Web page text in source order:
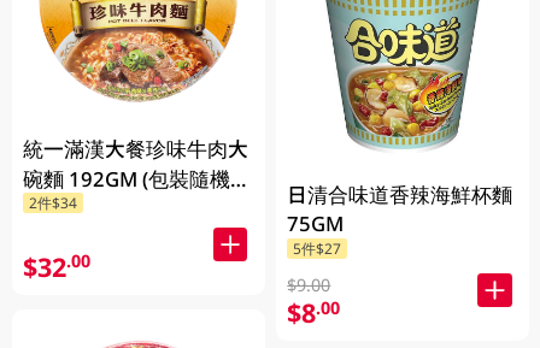
統一滿漢大餐珍味牛肉大
碗麵 192GM (包裝隨機發
放)
2件$34
$32.00
日清合味道香辣海鮮杯麵
75GM
5件$27
$9.00
$8.00